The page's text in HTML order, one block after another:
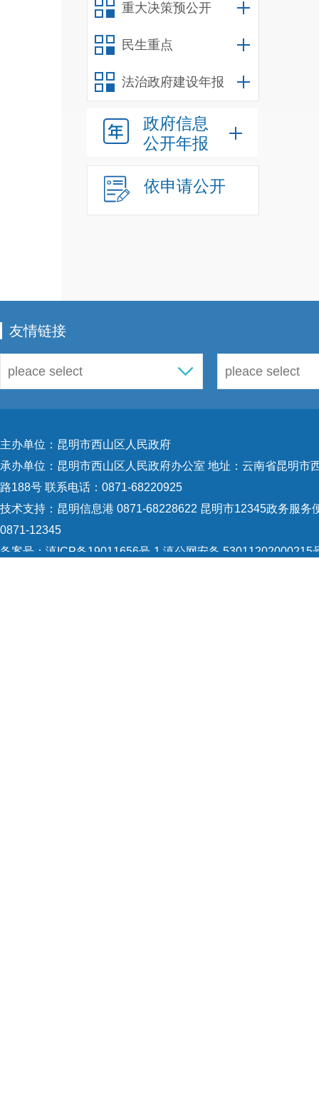
重大决策预公开
民生重点
法治政府建设年报
政府信息
公开年报
依申请公开
友情链接
主办单位：昆明市西山区人民政府
承办单位：昆明市西山区人民政府办公室 地址：云南省昆明市
路188号 联系电话：0871-68220925
技术支持： 昆明信息港 0871-68228622 昆明市12345政务服务
0871-12345
备案号： 滇ICP备19011656号-1 滇公网安备 53011202000215